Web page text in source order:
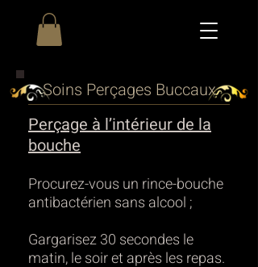
Soins Perçages Buccaux
Perçage à l’intérieur de la
bouche
Procurez-vous un rince-bouche
antibactérien sans alcool ;
Gargarisez30 secondes le
matin, le soir et après les repas.